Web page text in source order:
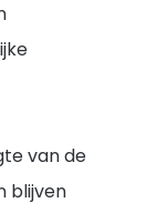
van de
blijven